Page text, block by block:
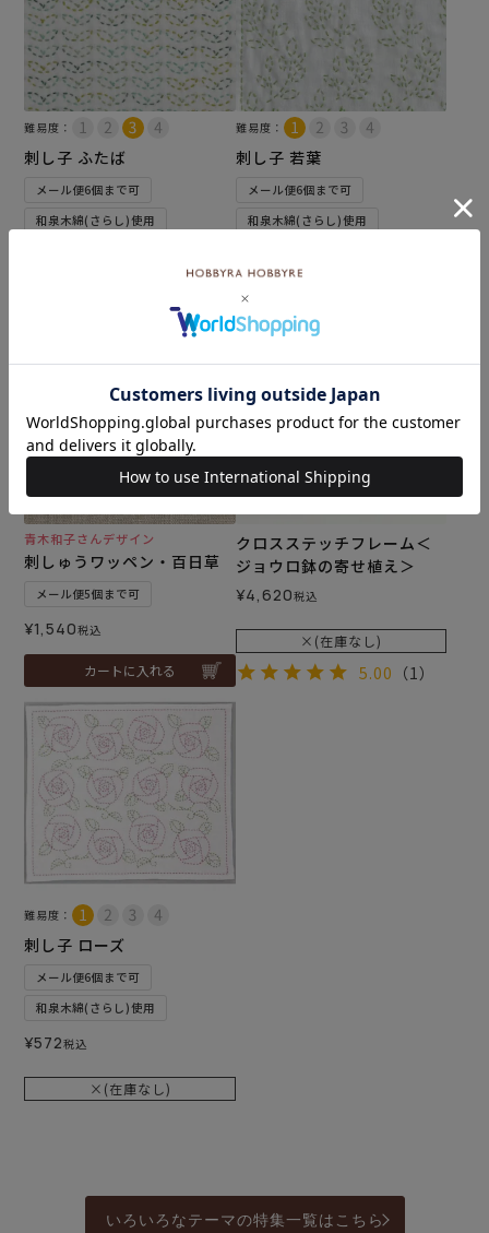
難易度：
刺し子 ふたば
メール便6個まで可
和泉木綿(さらし)使用
難易度：
刺し子 若葉
メール便6個まで可
和泉木綿(さらし)使用
青木和子さんデザイン
刺しゅうワッペン・百日草
メール便5個まで可
¥1,540税込
カートに入れる
クロスステッチフレーム＜
ジョウロ鉢の寄せ植え＞
¥4,620税込
×(在庫なし)
5.00 （1）
難易度：
刺し子 ローズ
メール便6個まで可
和泉木綿(さらし)使用
¥572税込
×(在庫なし)
いろいろなテーマの特集一覧はこちら